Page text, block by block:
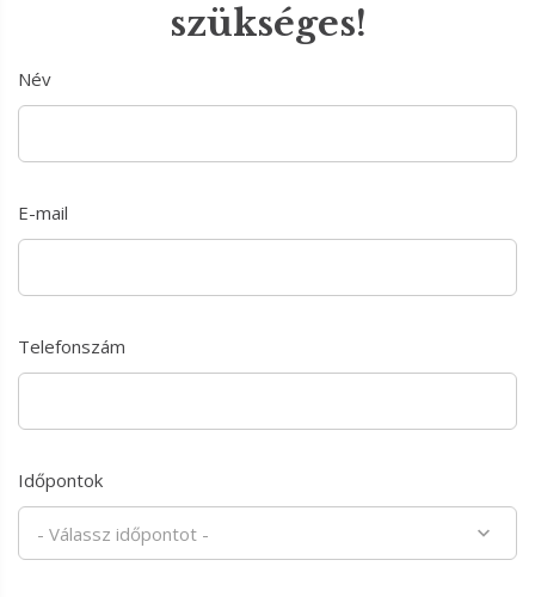
szükséges!
Név
E-mail
Telefonszám
Időpontok
- Válassz időpontot -